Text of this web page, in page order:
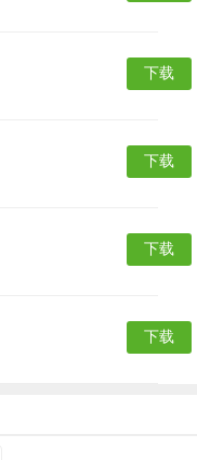
下载
下载
下载
下载